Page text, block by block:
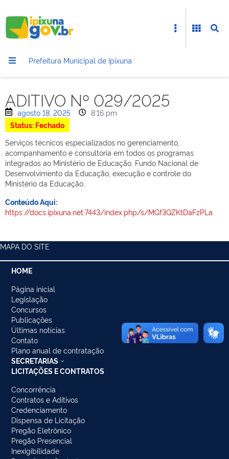
Prefeitura Municipal de Ipixuna
ADITIVO Nº 029/2025
agosto 18, 2025
8:16 pm
Status: Fechado
Serviços técnicos especializados no gerenciamento,
acompanhamento e consultoria em todos os programas
integrados ao Ministério de Educação, Fundo Nacional de
Desenvolvimento da Educação, execução e controle do
Ministério da Educação.
Conteúdo Aqui:
https://docs.ipixuna.net:7443/index.php/s/MGf3QZKtDaFzPLa
MAPA DO SITE
HOME
Página inicial
Legislação
Concursos
Publicações
Últimas notícias
Contato
Plano anual de contratação
SECRETARIAS
LICITAÇÕES E CONTRATOS
Concorrência
Contratos e Aditivos
Credenciamento
Dispensa de Licitação
Pregão Eletrônico
Pregão Presencial
Inexigibilidade